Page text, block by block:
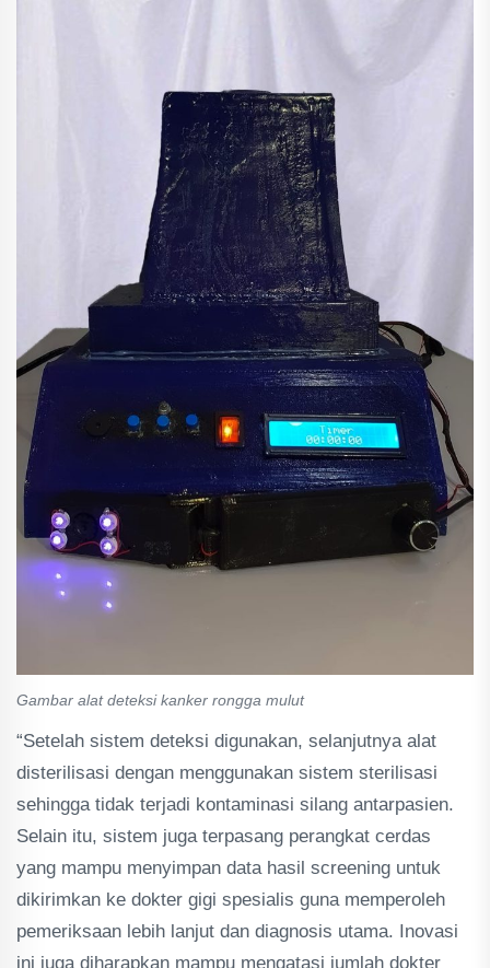
Gambar alat deteksi kanker rongga mulut
“Setelah sistem deteksi digunakan, selanjutnya alat
disterilisasi dengan menggunakan sistem sterilisasi
sehingga tidak terjadi kontaminasi silang antarpasien.
Selain itu, sistem juga terpasang perangkat cerdas
yang mampu menyimpan data hasil screening untuk
dikirimkan ke dokter gigi spesialis guna memperoleh
pemeriksaan lebih lanjut dan diagnosis utama. Inovasi
ini juga diharapkan mampu mengatasi jumlah dokter